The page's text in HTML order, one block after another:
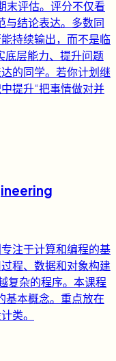
末评估。评分不仅看
与结论表达。多数同
持续输出，而不是临
底层能力、提升问题
的同学。若你计划继
提升“把事情做对并
注于计算和编程的基
程、数据和对象构建
复杂的程序。本课程
本概念。重点放在
类。